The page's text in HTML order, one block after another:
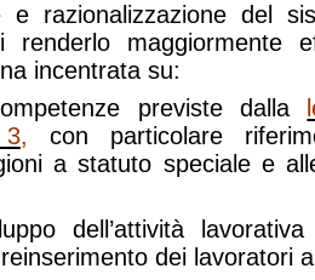
e razionalizzazione del
maggiormente
incentrata su:
previste dalla
, con particolare
a statuto speciale e
dell’attività
dei lavoratori